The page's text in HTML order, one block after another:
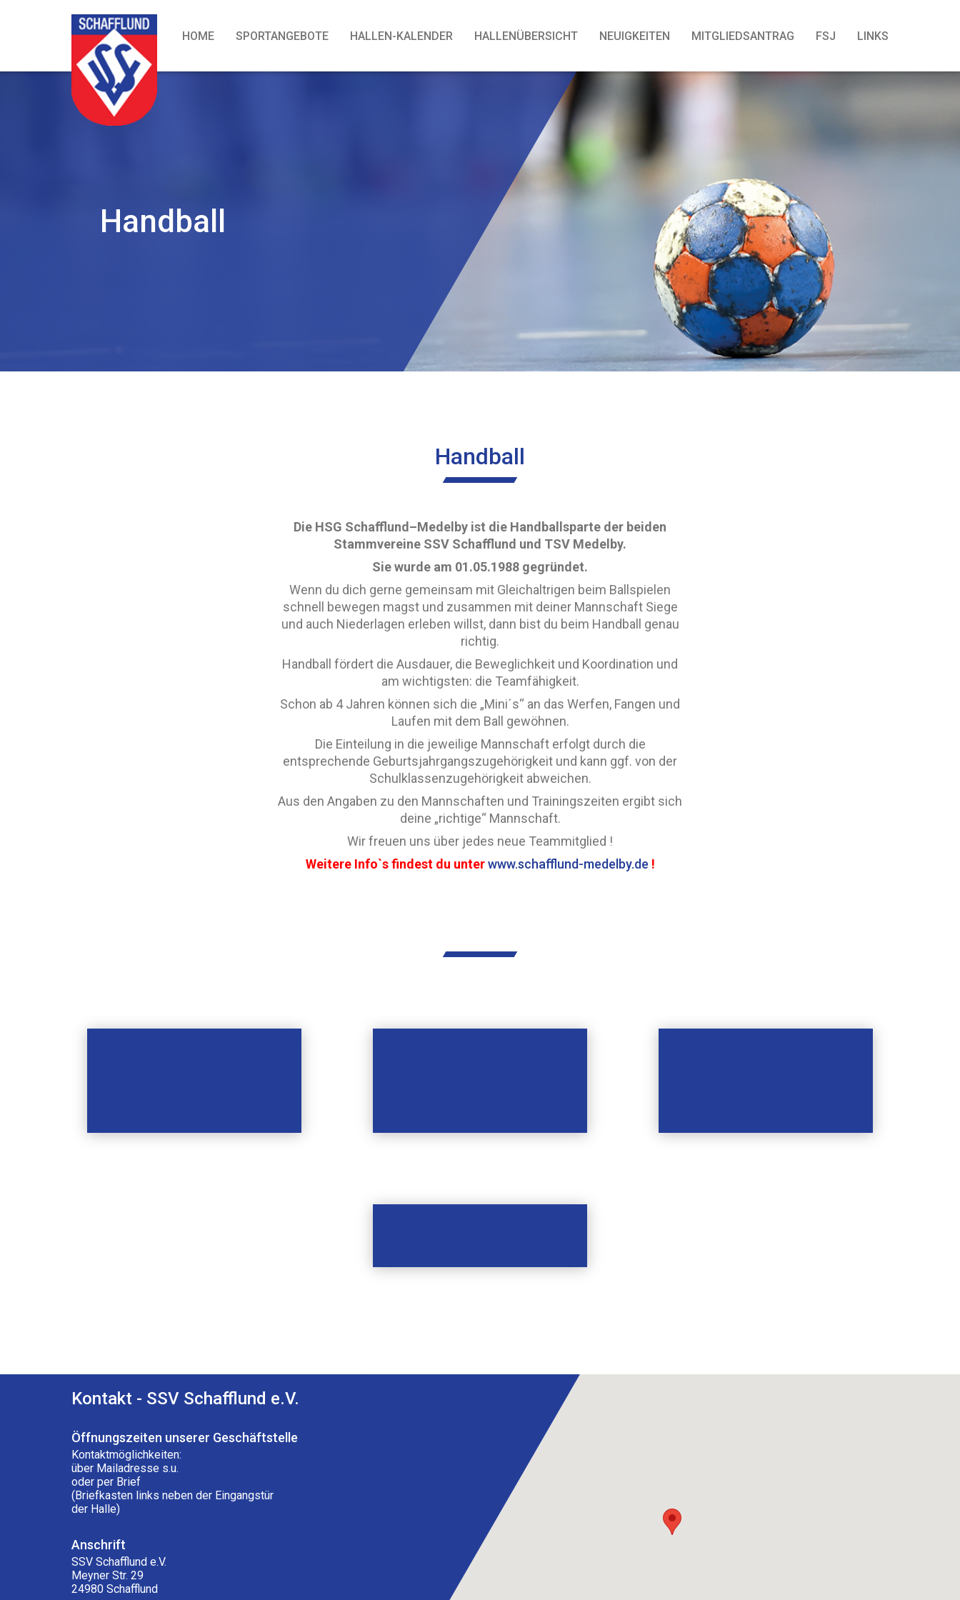
HOME SPORTANGEBOTE HALLEN-KALENDER HALLENÜBERSICHT NEUIGKEITEN MITGLIEDSANTRAG FSJ LINKS
Handball
Handball
Die HSG Schafflund–Medelby ist die Handballsparte der beiden
Stammvereine SSV Schafflund und TSV Medelby.
Sie wurde am 01.05.1988 gegründet.
Wenn du dich gerne gemeinsam mit Gleichaltrigen beim Ballspielen
schnell bewegen magst und zusammen mit deiner Mannschaft Siege
und auch Niederlagen erleben willst, dann bist du beim Handball genau
richtig.
Handball fördert die Ausdauer, die Beweglichkeit und Koordination und
am wichtigsten: die Teamfähigkeit.
Schon ab 4 Jahren können sich die „Mini´s“ an das Werfen, Fangen und
Laufen mit dem Ball gewöhnen.
Die Einteilung in die jeweilige Mannschaft erfolgt durch die
entsprechende Geburtsjahrgangszugehörigkeit und kann ggf. von der
Schulklassenzugehörigkeit abweichen.
Aus den Angaben zu den Mannschaften und Trainingszeiten ergibt sich
deine „richtige“ Mannschaft.
Wir freuen uns über jedes neue Teammitglied !
Weitere Info`s findest du unterwww.schafflund-medelby.de !
Kontakt - SSV Schafflund e.V.
Öffnungszeiten unserer Geschäftstelle
Kontaktmöglichkeiten:
über Mailadresse s.u.
oder per Brief
(Briefkasten links neben der Eingangstür
der Halle)
Anschrift
SSV Schafflund e.V.
Meyner Str. 29
24980 Schafflund